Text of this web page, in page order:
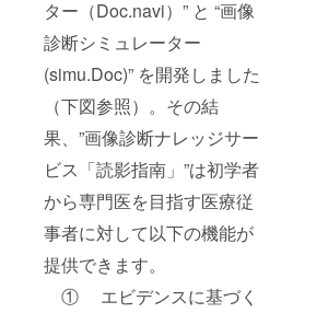
ター（Doc.navi）” と “画像
診断シミュレーター
(simu.Doc)” を開発しました
（下図参照）。その結
果、”画像診断ナレッジサー
ビス「読影指南」”は初学者
から専門医を目指す医療従
事者に対して以下の機能が
提供できます。
① エビデンスに基づく